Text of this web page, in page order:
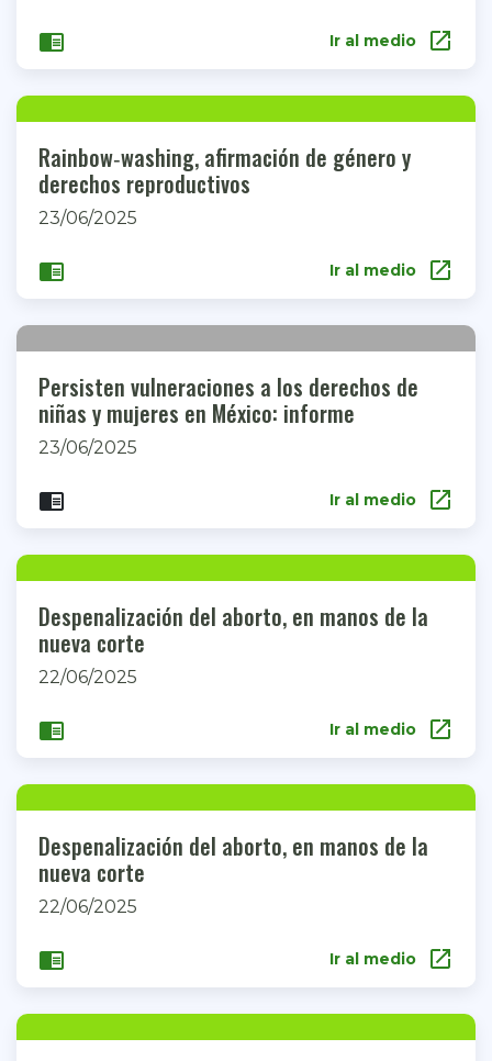
chrome_reader_mode Ir al medio open_in_new
Rainbow‑washing, afirmación de género y
derechos reproductivos
23/06/2025
chrome_reader_mode Ir al medio open_in_new
Persisten vulneraciones a los derechos de
niñas y mujeres en México: informe
23/06/2025
chrome_reader_mode Ir al medio open_in_new
Despenalización del aborto, en manos de la
nueva corte
22/06/2025
chrome_reader_mode Ir al medio open_in_new
Despenalización del aborto, en manos de la
nueva corte
22/06/2025
chrome_reader_mode Ir al medio open_in_new